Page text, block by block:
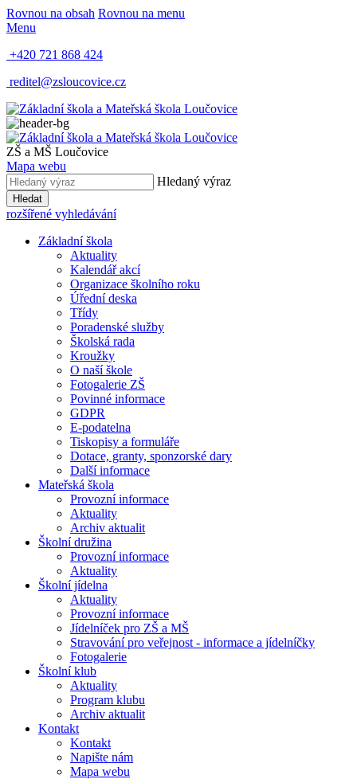
Rovnou na obsah Rovnou na menu
Menu
+420 721 868 424
reditel@zsloucovice.cz
ZŠ a MŠ Loučovice
Mapa webu
Hledaný výraz
Hledat
rozšířené vyhledávání
Základní škola
Aktuality
Kalendář akcí
Organizace školního roku
Úřední deska
Třídy
Poradenské služby
Školská rada
Kroužky
O naší škole
Fotogalerie ZŠ
Povinné informace
GDPR
E-podatelna
Tiskopisy a formuláře
Dotace, granty, sponzorské dary
Další informace
Mateřská škola
Provozní informace
Aktuality
Archiv aktualit
Školní družina
Provozní informace
Aktuality
Školní jídelna
Aktuality
Provozní informace
Jídelníček pro ZŠ a MŠ
Stravování pro veřejnost - informace a jídelníčky
Fotogalerie
Školní klub
Aktuality
Program klubu
Archiv aktualit
Kontakt
Kontakt
Napište nám
Mapa webu